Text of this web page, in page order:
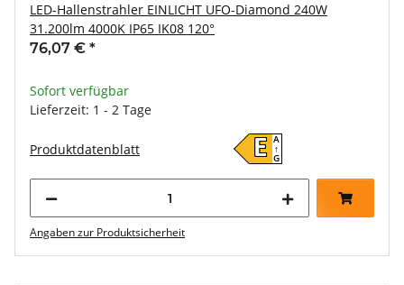
LED-Hallenstrahler EINLICHT UFO-Diamond 240W
31.200lm 4000K IP65 IK08 120°
76,07 € *
Sofort verfügbar
Lieferzeit: 1 - 2 Tage
Produktdatenblatt E A
↑
G
Angaben zur Produktsicherheit